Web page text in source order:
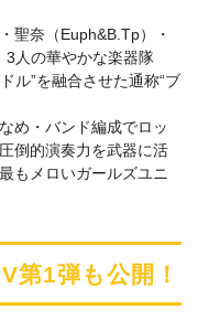
聖奈（Euph&B.Tp）・
3人の華やかな楽器隊
ル”を融合させた通称“ブ
め・バンド編成でロッ
倒的演奏力を武器に活
もメロいガールズユニ
第1弾も公開！